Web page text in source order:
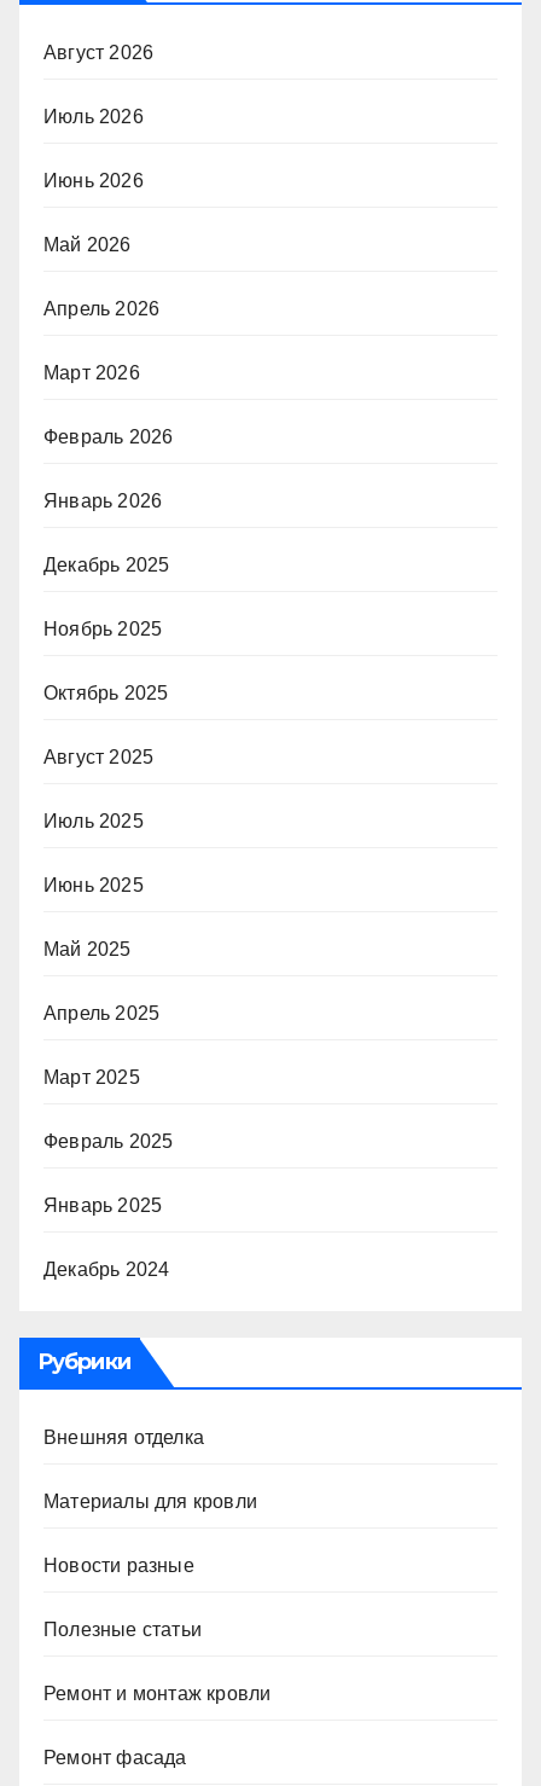
Август 2026
Июль 2026
Июнь 2026
Май 2026
Апрель 2026
Март 2026
Февраль 2026
Январь 2026
Декабрь 2025
Ноябрь 2025
Октябрь 2025
Август 2025
Июль 2025
Июнь 2025
Май 2025
Апрель 2025
Март 2025
Февраль 2025
Январь 2025
Декабрь 2024
Рубрики
Внешняя отделка
Материалы для кровли
Новости разные
Полезные статьи
Ремонт и монтаж кровли
Ремонт фасада